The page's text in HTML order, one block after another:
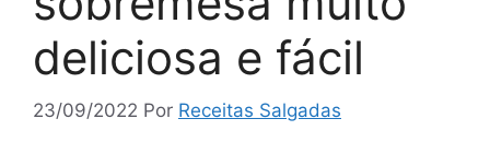
deliciosa e fácil
23/09/2022 Por Receitas Salgadas